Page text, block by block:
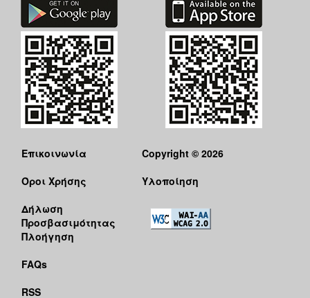
Επικοινωνία
Όροι Χρήσης
Δήλωση
Προσβασιμότητας
Πλοήγηση
FAQs
RSS
Copyright © 2026
Υλοποίηση